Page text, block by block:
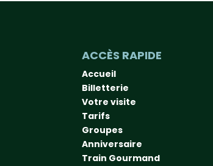
ACCÈS RAPIDE
Accueil
Billetterie
Votre visite
Tarifs
Groupes
Anniversaire
Train Gourmand